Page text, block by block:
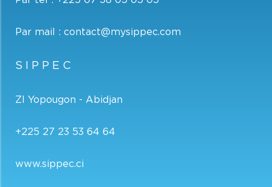
Par mail : contact@mysippec.com
SIPPEC
ZI Yopougon - Abidjan
+225 27 23 53 64 64
www.sippec.ci